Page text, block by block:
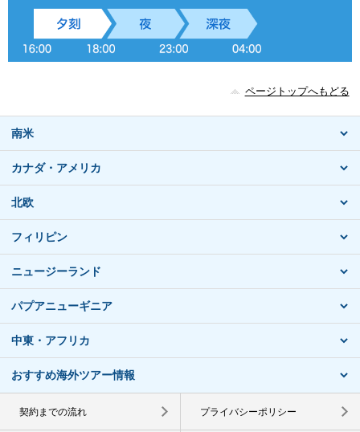
ページトップへもどる
南米
カナダ・アメリカ
北欧
フィリピン
ニュージーランド
パプアニューギニア
中東・アフリカ
おすすめ海外ツアー情報
契約までの流れ プライバシーポリシー